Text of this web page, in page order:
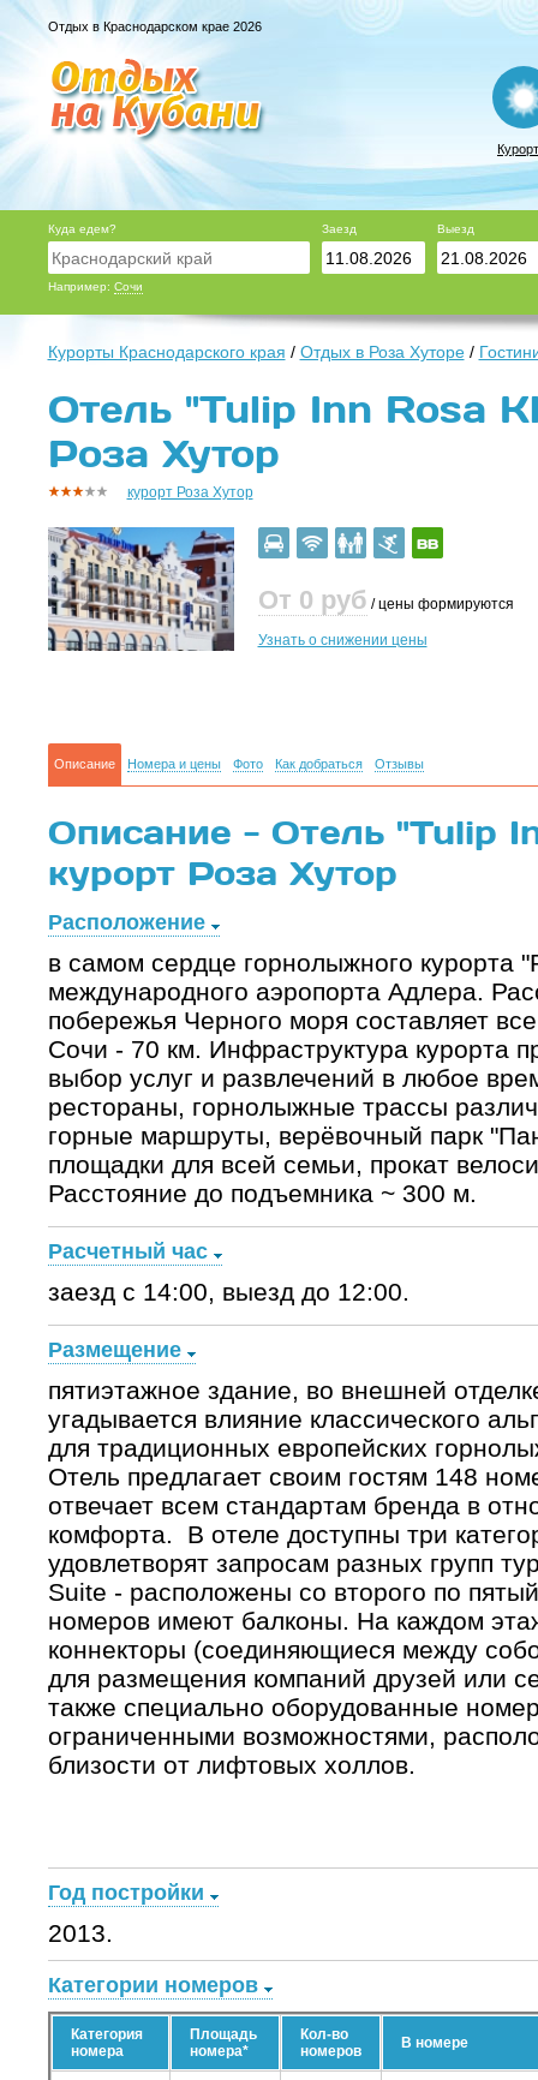
Отдых в Краснодарском крае 2026
Куда едем?
Например: Сочи
Заезд Выезд
Курорты Краснодарского края / Отдых в Роза Хуторе/
Отель "Tulip Inn Rosa
Роза Хутор
курорт Роза Хутор
От 0 руб / цены формируются
Узнать о снижении цены
Описание Номера и цены Фото Как добраться Отзывы
Описание - Отель "Tulip
курорт Роза Хутор
Расположение
в самом сердце горнолыжного курорта
международного аэропорта Адлера.
побережья Черного моря составляет
Сочи - 70 км. Инфраструктура курорта
выбор услуг и развлечений в любое
рестораны, горнолыжные трассы
горные маршруты, верёвочный парк
площадки для всей семьи, прокат
Расстояние до подъемника ~ 300 м.
Расчетный час
заезд с 14:00, выезд до 12:00.
Размещение
пятиэтажное здание, во внешней
угадывается влияние классического
для традиционных европейских
Отель предлагает своим гостям 148
отвечает всем стандартам бренда в
комфорта. В отеле доступны три
удовлетворят запросам разных групп
Suite - расположены со второго по
номеров имеют балконы. На каждом
коннекторы (соединяющиеся между
для размещения компаний друзей или
также специально оборудованные
ограниченными возможностями,
близости от лифтовых холлов.
Год постройки
2013.
Категории номеров
Категория
номера
Площадь
номера*
Кол-во
номеров
В номере